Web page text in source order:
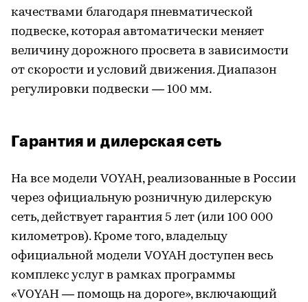
качествами благодаря пневматической
подвеске, которая автоматически меняет
величину дорожного просвета в зависимости
от скорости и условий движения. Диапазон
регулировки подвески — 100 мм.
Гарантия и дилерская сеть
На все модели VOYAH, реализованные в России
через официальную розничную дилерскую
сеть, действует гарантия 5 лет (или 100 000
километров). Кроме того, владельцу
официальной модели VOYAH доступен весь
комплекс услуг в рамках программы
«VOYAH — помощь на дороге», включающий